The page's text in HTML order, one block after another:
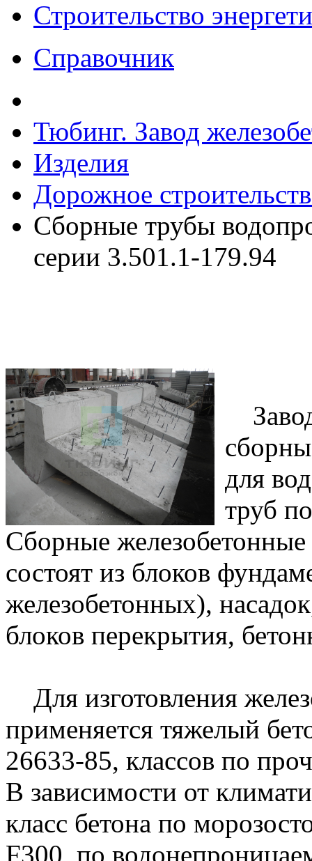
Строительство
Справочник
Тюбинг. Завод
Изделия
Дорожное
Сборные трубы
серии 3.501.1-179.94
для
труб
Сборные
состоят из блоков
железобетонных),
блоков перекрытия,
Для изготовления
применяется тяжелый
26633-85, классов по
В зависимости от
класс бетона по
F300, по